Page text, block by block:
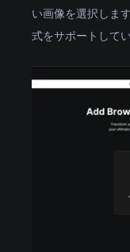
い画像を選択しま
式をサポートしてい